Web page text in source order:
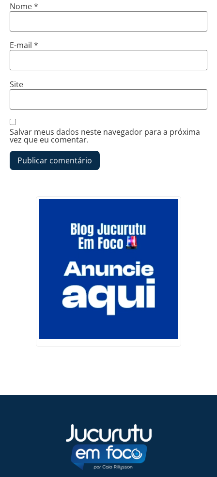
Nome*
E-mail *
Site
Salvar meus dados neste navegador para a próxima
vez que eu comentar.